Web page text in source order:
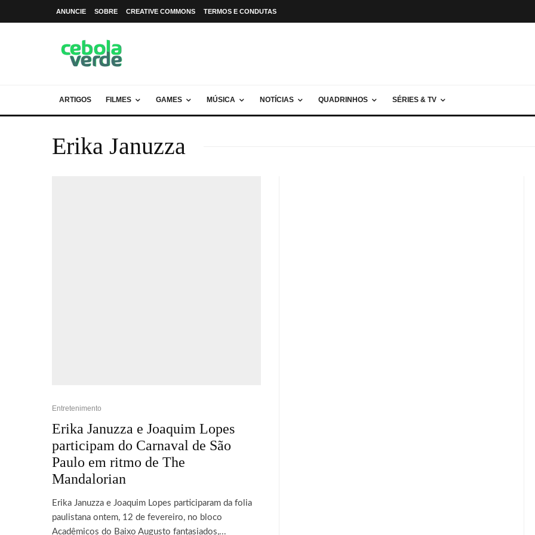
ANUNCIE SOBRE CREATIVE COMMONS TERMOS E CONDUTAS
ARTIGOS FILMES GAMES MÚSICA NOTÍCIAS QUADRINHOS SÉRIES & TV
Erika Januzza
Entretenimento
Erika Januzza e Joaquim Lopes
participam do Carnaval de São
Paulo em ritmo de The
Mandalorian
Erika Januzza e Joaquim Lopes participaram da folia
paulistana ontem, 12 de fevereiro, no bloco
Acadêmicos do Baixo Augusto fantasiados,...